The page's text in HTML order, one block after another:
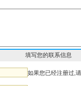
填写您的联系信息
如果您已经注册过,